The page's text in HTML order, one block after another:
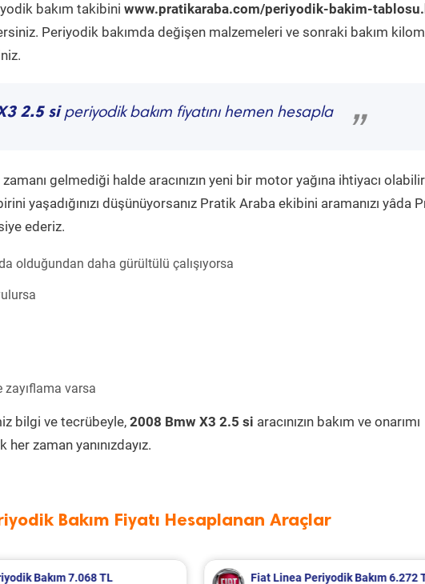
bakım takibini www.pratikaraba.com/periyodik-bakim-
Periyodik bakımda değişen malzemeleri ve sonraki bakım
2.5 siperiyodik bakım fiyatını hemen hesapla
”
gelmediği halde aracınızın yeni bir motor yağına ihtiyacı
yaşadığınızı düşünüyorsanız Pratik Araba ekibini aramanızı yâda
ederiz.
olduğundan daha gürültülü çalışıyorsa
zayıflama varsa
bilgi ve tecrübeyle, 2008 Bmw X3 2.5 si aracınızın bakım ve onarımı
zaman yanınızdayız.
Bakım Fiyatı Hesaplanan Araçlar
6.272 TL
Renault Clio Periyodik Bakım 6.299